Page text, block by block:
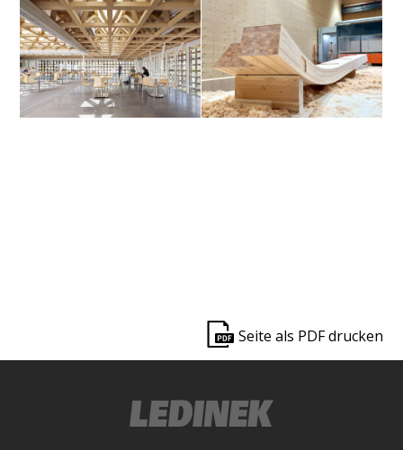
Seite als PDF drucken